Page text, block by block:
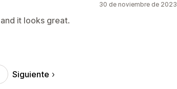
30 de noviembre de 2023
it looks great.
Siguiente